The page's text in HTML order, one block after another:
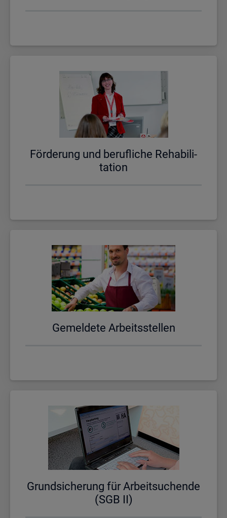
För­de­rung und be­ruf­li­che Re­ha­bi­li­
ta­ti­on
Ge­mel­de­te Ar­beits­stel­len
Grund­si­che­rung für Ar­beit­su­chen­de
(SGB II)